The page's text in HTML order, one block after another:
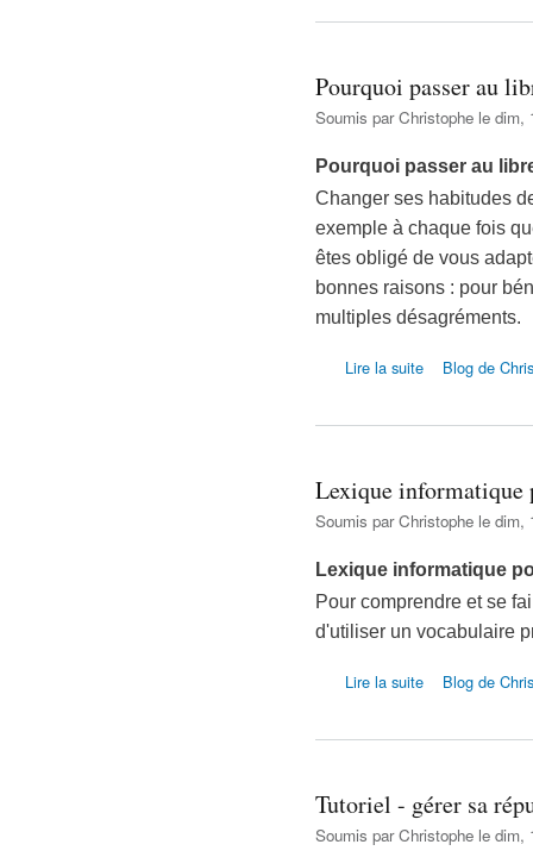
Pourquoi passer au
Soumis parChristophe le dim,
Pourquoi passer au
Changer ses habitudes
exemple à chaque fois
êtes obligé de vous
bonnes raisons : pour
multiples désagréments.
Lire la suite de Pourquoi
Blog de
Lexique informatique
Soumis parChristophe le dim,
Lexique informatique
Pour comprendre et se
d'utiliser un vocabulaire
Lire la suite de Lexique
Blog de
Tutoriel - gérer sa
Soumis parChristophe le dim,